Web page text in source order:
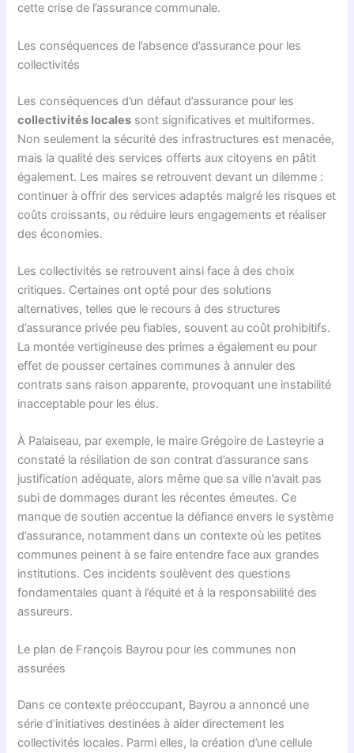
cette crise de l’assurance communale.
Les conséquences de l’absence d’assurance pour les
collectivités
Les conséquences d’un défaut d’assurance pour les
collectivités locales sont significatives et multiformes.
Non seulement la sécurité des infrastructures est menacée,
mais la qualité des services offerts aux citoyens en pâtit
également. Les maires se retrouvent devant un dilemme :
continuer à offrir des services adaptés malgré les risques et
coûts croissants, ou réduire leurs engagements et réaliser
des économies.
Les collectivités se retrouvent ainsi face à des choix
critiques. Certaines ont opté pour des solutions
alternatives, telles que le recours à des structures
d’assurance privée peu fiables, souvent au coût prohibitifs.
La montée vertigineuse des primes a également eu pour
effet de pousser certaines communes à annuler des
contrats sans raison apparente, provoquant une instabilité
inacceptable pour les élus.
À Palaiseau, par exemple, le maire Grégoire de Lasteyrie a
constaté la résiliation de son contrat d’assurance sans
justification adéquate, alors même que sa ville n’avait pas
subi de dommages durant les récentes émeutes. Ce
manque de soutien accentue la défiance envers le système
d’assurance, notamment dans un contexte où les petites
communes peinent à se faire entendre face aux grandes
institutions. Ces incidents soulèvent des questions
fondamentales quant à l’équité et à la responsabilité des
assureurs.
Le plan de François Bayrou pour les communes non
assurées
Dans ce contexte préoccupant, Bayrou a annoncé une
série d’initiatives destinées à aider directement les
collectivités locales. Parmi elles, la création d’une cellule